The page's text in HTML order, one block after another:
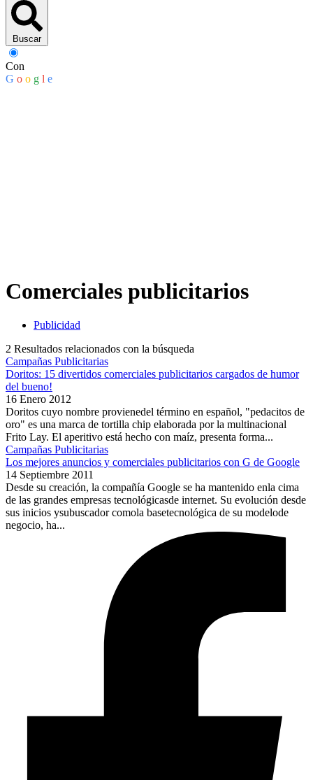
Buscar
Con
G o o g l e
Comerciales publicitarios
Publicidad
2 Resultados relacionados con la búsqueda
Campañas Publicitarias
Doritos: 15 divertidos comerciales publicitarios cargados de humor
del bueno!
16 Enero 2012
Doritos cuyo nombre provienedel término en español, "pedacitos de
oro" es una marca de tortilla chip elaborada por la multinacional
Frito Lay. El aperitivo está hecho con maíz, presenta forma...
Campañas Publicitarias
Los mejores anuncios y comerciales publicitarios con G de Google
14 Septiembre 2011
Desde su creación, la compañía Google se ha mantenido enla cima
de las grandes empresas tecnológicasde internet. Su evolución desde
sus inicios ysubuscador comola basetecnológica de su modelode
negocio, ha...